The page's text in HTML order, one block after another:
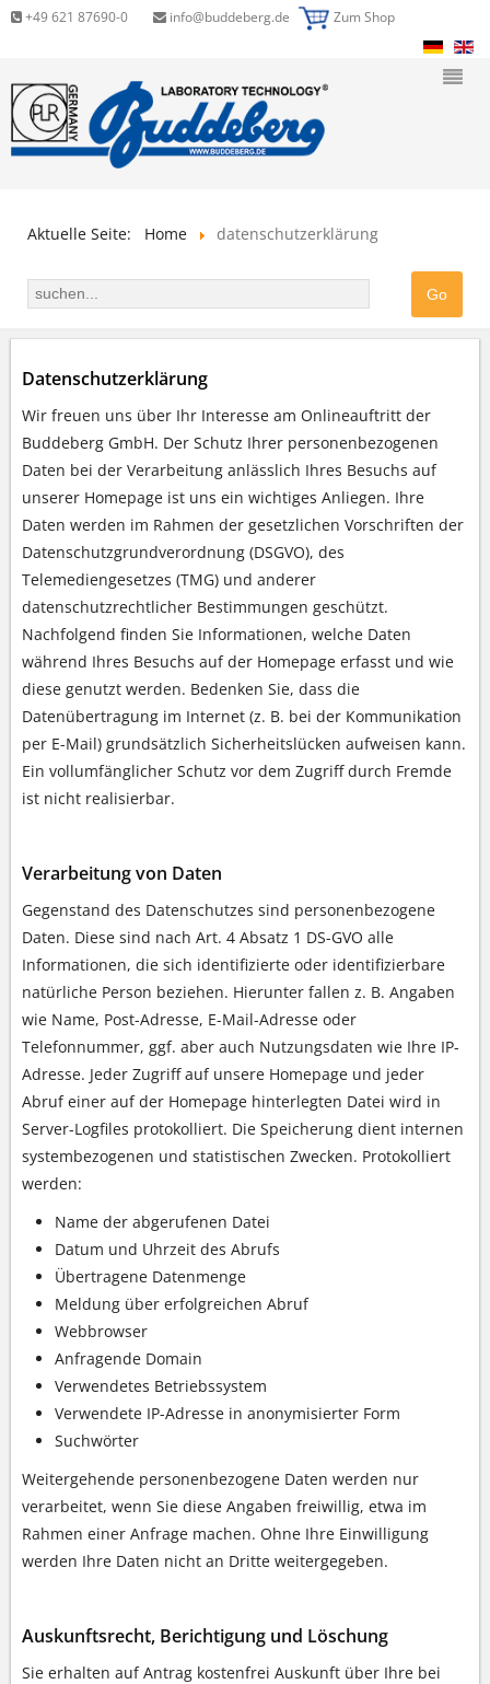
+49 621 87690-0 info@buddeberg.de Zum Shop
Aktuelle Seite: Home datenschutzerklärung
Datenschutzerklärung
Wir freuen uns über Ihr Interesse am Onlineauftritt der
Buddeberg GmbH. Der Schutz Ihrer personenbezogenen
Daten bei der Verarbeitung anlässlich Ihres Besuchs auf
unserer Homepage ist uns ein wichtiges Anliegen. Ihre
Daten werden im Rahmen der gesetzlichen Vorschriften der
Datenschutzgrundverordnung (DSGVO), des
Telemediengesetzes (TMG) und anderer
datenschutzrechtlicher Bestimmungen geschützt.
Nachfolgend finden Sie Informationen, welche Daten
während Ihres Besuchs auf der Homepage erfasst und wie
diese genutzt werden. Bedenken Sie, dass die
Datenübertragung im Internet (z. B. bei der Kommunikation
per E-Mail) grundsätzlich Sicherheitslücken aufweisen kann.
Ein vollumfänglicher Schutz vor dem Zugriff durch Fremde
ist nicht realisierbar.
Verarbeitung von Daten
Gegenstand des Datenschutzes sind personenbezogene
Daten. Diese sind nach Art. 4 Absatz 1 DS-GVO alle
Informationen, die sich identifizierte oder identifizierbare
natürliche Person beziehen. Hierunter fallen z. B. Angaben
wie Name, Post-Adresse, E-Mail-Adresse oder
Telefonnummer, ggf. aber auch Nutzungsdaten wie Ihre IP-
Adresse. Jeder Zugriff auf unsere Homepage und jeder
Abruf einer auf der Homepage hinterlegten Datei wird in
Server-Logfiles protokolliert. Die Speicherung dient internen
systembezogenen und statistischen Zwecken. Protokolliert
werden:
Name der abgerufenen Datei
Datum und Uhrzeit des Abrufs
Übertragene Datenmenge
Meldung über erfolgreichen Abruf
Webbrowser
Anfragende Domain
Verwendetes Betriebssystem
Verwendete IP-Adresse in anonymisierter Form
Suchwörter
Weitergehende personenbezogene Daten werden nur
verarbeitet, wenn Sie diese Angaben freiwillig, etwa im
Rahmen einer Anfrage machen. Ohne Ihre Einwilligung
werden Ihre Daten nicht an Dritte weitergegeben.
Auskunftsrecht, Berichtigung und Löschung
Sie erhalten auf Antrag kostenfrei Auskunft über Ihre bei